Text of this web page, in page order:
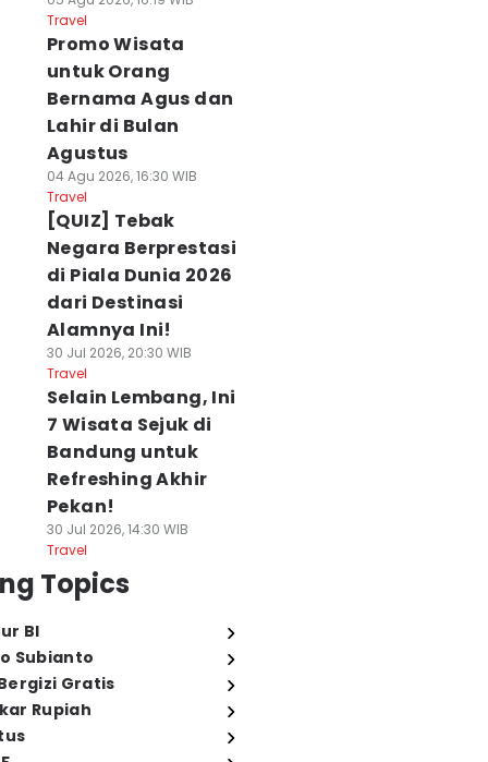
Travel
Promo Wisata
untuk Orang
Bernama Agus dan
Lahir di Bulan
Agustus
04 Agu 2026, 16:30 WIB
Travel
[QUIZ] Tebak
Negara Berprestasi
di Piala Dunia 2026
dari Destinasi
Alamnya Ini!
30 Jul 2026, 20:30 WIB
Travel
Selain Lembang, Ini
7 Wisata Sejuk di
Bandung untuk
Refreshing Akhir
Pekan!
30 Jul 2026, 14:30 WIB
Travel
Topics
BI
Subianto
Gratis
Rupiah